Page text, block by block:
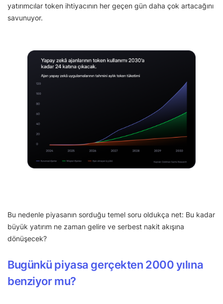
yatırımcılar token ihtiyacının her geçen gün daha çok artacağını
savunuyor.
Bu nedenle piyasanın sorduğu temel soru oldukça net: Bu kadar
büyük yatırım ne zaman gelire ve serbest nakit akışına
dönüşecek?
Bugünkü piyasa gerçekten 2000 yılına
benziyor mu?